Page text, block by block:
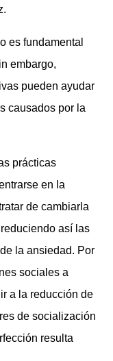
es fundamental
embargo,
pueden ayudar
causados por la
prácticas
en la
de cambiarla
así las
la ansiedad. Por
sociales a
a la reducción de
de socialización
resulta